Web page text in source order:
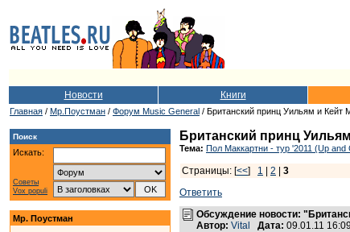
Новости Книги
Главная / Мр.Поустман / Форум Music General / Британский принц Уильям и Кейт
Поиск
Искать:
Советы
Vox populi
Мр. Поустман
Британский принц
Тема: Пол Маккартни - тур '2011 (Up and
Страницы: [<<] 1 2
3
Ответить
Обсуждение новости:
Автор: Vital Дата: 09.01.11